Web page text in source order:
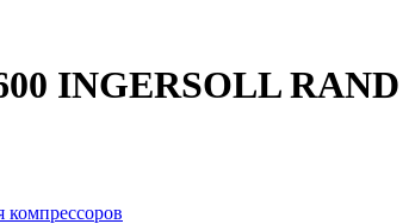
INGERSOLL RAND
компрессоров